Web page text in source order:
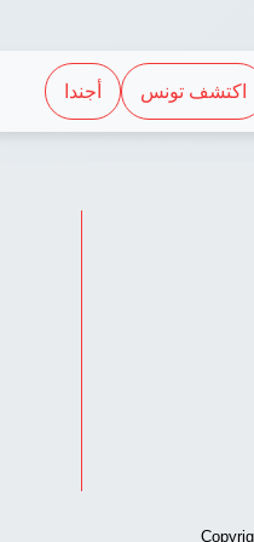
أجندا اكتشف تونس